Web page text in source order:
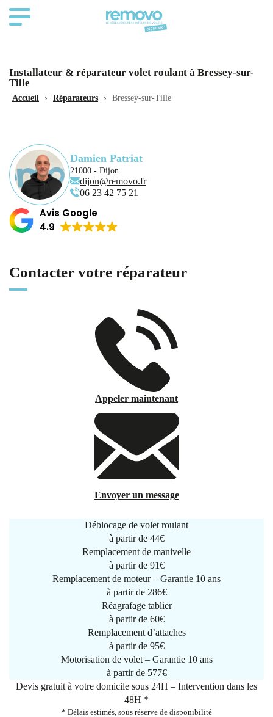
Installateur & réparateur volet roulant à Bressey-sur-
Tille
Accueil › Réparateurs › Bressey-sur-Tille
Damien Patriat
21000 - Dijon
dijon@removo.fr
06 23 42 75 21
Avis Google
4.9
Contacter votre réparateur
Appeler maintenant
Envoyer un message
Déblocage de volet roulant
à partir de 44€
Remplacement de manivelle
à partir de 91€
Remplacement de moteur – Garantie 10 ans
à partir de 286€
Réagrafage tablier
à partir de 60€
Remplacement d’attaches
à partir de 95€
Motorisation de volet – Garantie 10 ans
à partir de 577€
Devis gratuit à votre domicile sous 24H – Intervention dans les
48H *
* Délais estimés, sous réserve de disponibilité